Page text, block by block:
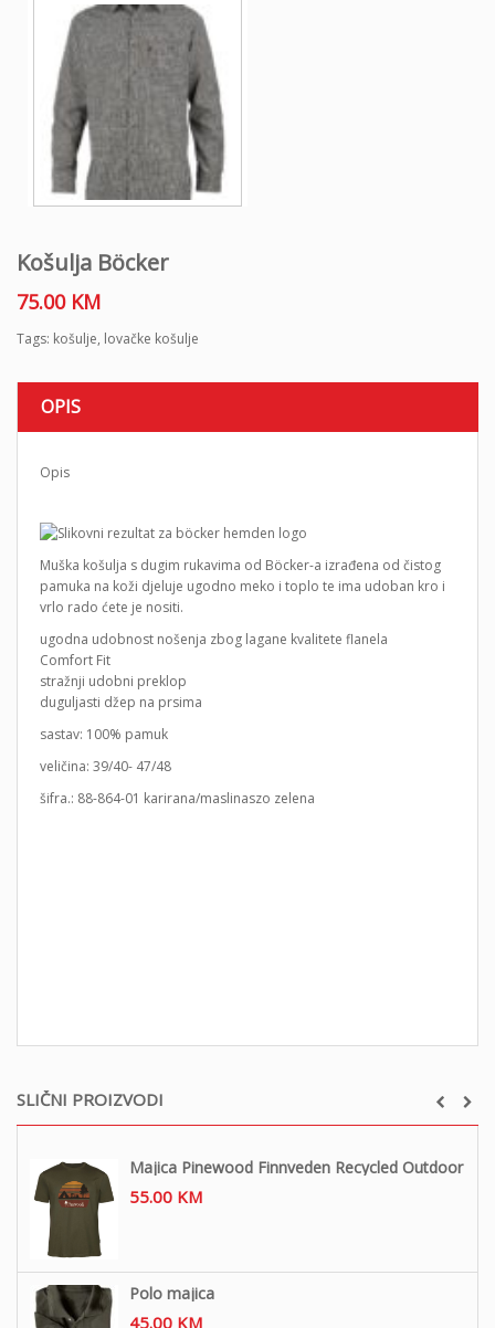
SLIČNI PROIZVODI
Majica Pinewood Finnveden Recycled Outdoor
55.00 KM
Polo majica
45.00 KM
Košulja Böcker
75.00 KM
Tags: košulje, lovačke košulje
OPIS
Opis
Muška košulja s dugim rukavima od Böcker-a izrađena od čistog
pamuka na koži djeluje ugodno meko i toplo te ima udoban kro i
vrlo rado ćete je nositi.
ugodna udobnost nošenja zbog lagane kvalitete flanela
Comfort Fit
stražnji udobni preklop
duguljasti džep na prsima
sastav: 100% pamuk
veličina: 39/40- 47/48
šifra.: 88-864-01 karirana/maslinaszo zelena